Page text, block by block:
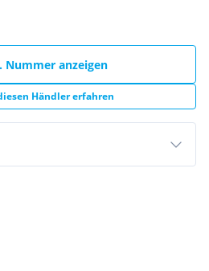
Nummer anzeigen
Händler erfahren